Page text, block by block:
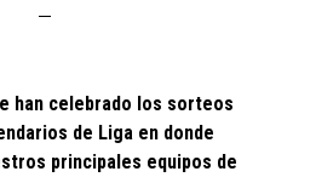
han celebrado los sorteos
de Liga en donde
principales equipos de